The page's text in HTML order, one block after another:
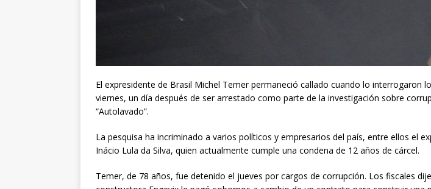
El expresidente de Brasil Michel Temer permaneció callado cuando lo interrogaron
viernes, un día después de ser arrestado como parte de la investigación sobre
“Autolavado”.
La pesquisa ha incriminado a varios políticos y empresarios del país, entre ellos el
Inácio Lula da Silva, quien actualmente cumple una condena de 12 años de cárcel.
Temer, de 78 años, fue detenido el jueves por cargos de corrupción. Los fiscales